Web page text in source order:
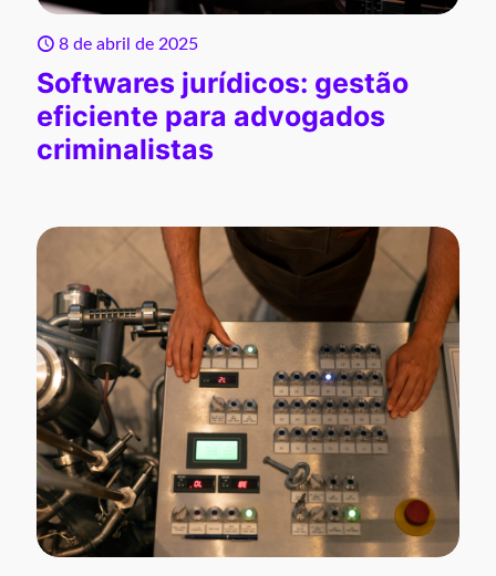
8 de abril de 2025
Softwares jurídicos: gestão
eficiente para advogados
criminalistas